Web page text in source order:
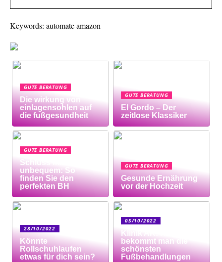
Keywords: automate amazon
GUTE BERATUNG
Die wirkung von
einlagensohlen auf
die fußgesundheit
GUTE BERATUNG
El Gordo – Der
zeitlose Klassiker
GUTE BERATUNG
Schluss mit
unbequem: So
finden Sie den
perfekten BH
GUTE BERATUNG
Gesunde Ernährung
vor der Hochzeit
28/10/2022
Könnte
Rollschuhlaufen
etwas für dich sein?
05/10/2022
Klinik AK: Hier
bekommt man die
schönsten
Fußbehandlungen